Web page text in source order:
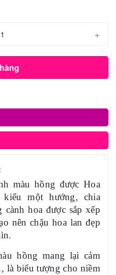
+
màu hồng được Hoa
một hướng, chia
hoa được sắp xếp
nên chậu hoa lan đẹp
hồng mang lại cảm
là biểu tượng cho niềm